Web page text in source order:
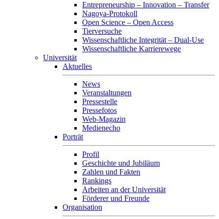
Entrepreneurship – Innovation – Transfer
Nagoya-Protokoll
Open Science – Open Access
Tierversuche
Wissenschaftliche Integrität – Dual-Use
Wissenschaftliche Karrierewege
Universität
Aktuelles
News
Veranstaltungen
Pressestelle
Pressefotos
Web-Magazin
Medienecho
Porträt
Profil
Geschichte und Jubiläum
Zahlen und Fakten
Rankings
Arbeiten an der Universität
Förderer und Freunde
Organisation